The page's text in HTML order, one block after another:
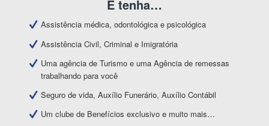
E tenha…
Assistência médica, odontológica e psicológica
Assistência Civil, Criminal e Imigratória
Uma agência de Turismo e uma Agência de remessas
trabalhando para você
Seguro de vida, Auxílio Funerário, Auxílio Contábil
Um clube de Benefícios exclusivo e muito mais…